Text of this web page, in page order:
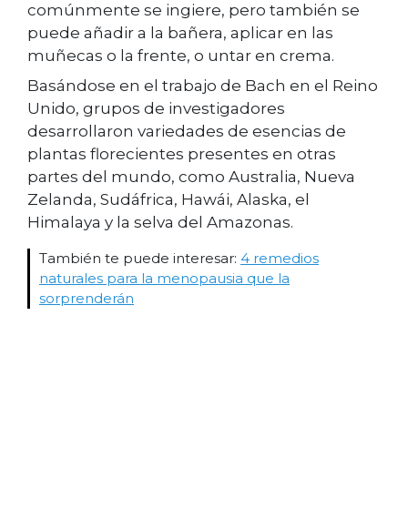
comúnmente se ingiere, pero también se
puede añadir a la bañera, aplicar en las
muñecas o la frente, o untar en crema.
Basándose en el trabajo de Bach en el Reino
Unido, grupos de investigadores
desarrollaron variedades de esencias de
plantas florecientes presentes en otras
partes del mundo, como Australia, Nueva
Zelanda, Sudáfrica, Hawái, Alaska, el
Himalaya y la selva del Amazonas.
También te puede interesar: 4 remedios
naturales para la menopausia que la
sorprenderán